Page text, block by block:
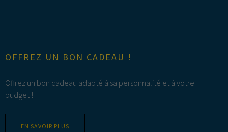
OFFREZ UN BON CADEAU !
Offrez un bon cadeau adapté à sa personnalité et à votre
budget !
EN SAVOIR PLUS